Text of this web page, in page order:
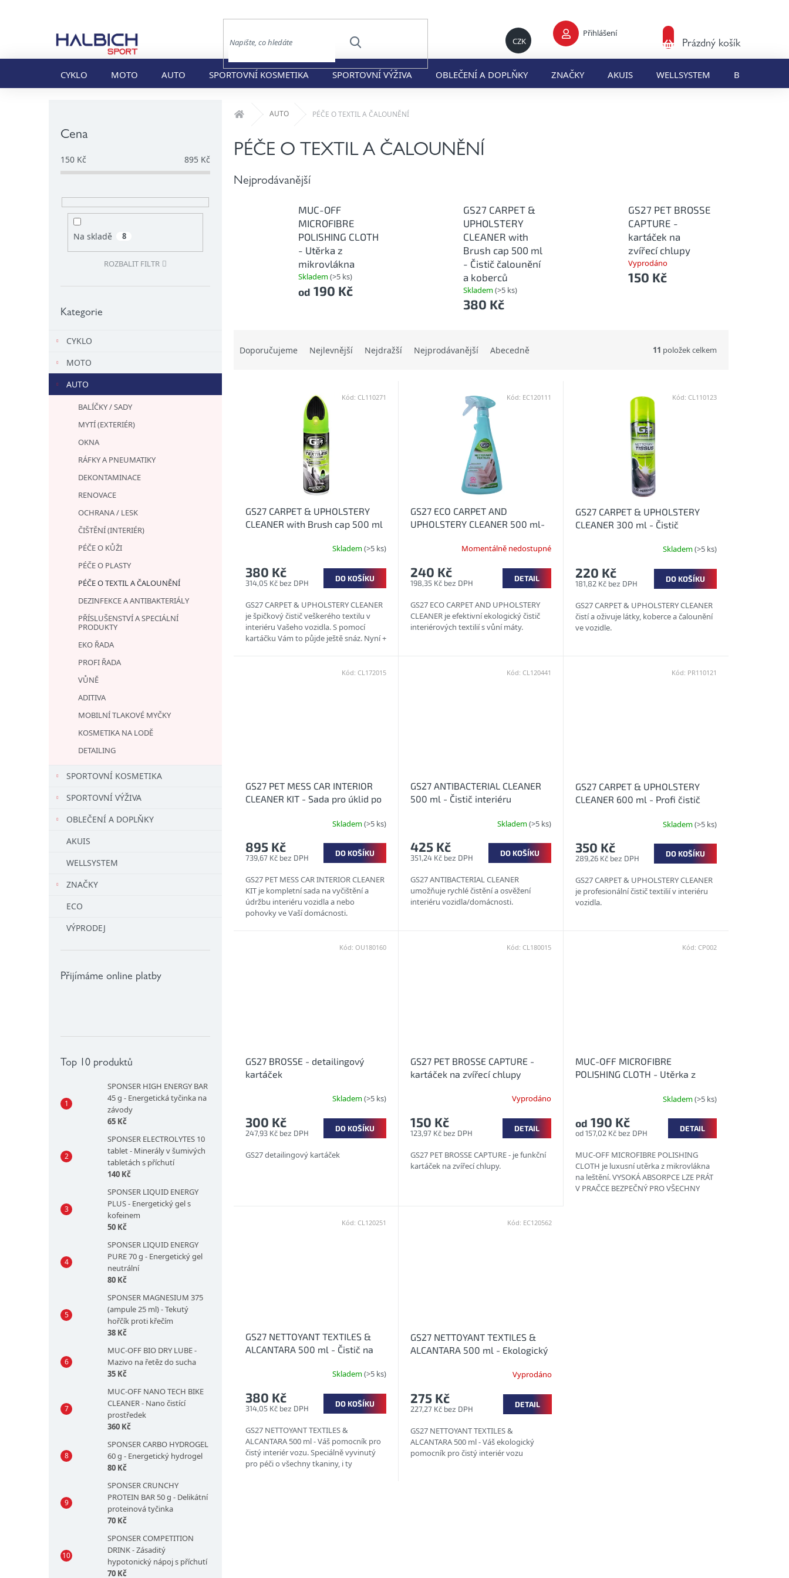
CZK
Přihlášení
HLEDAT
Nákupní
košík
Prázdný košík
CYKLO MOTO AUTO SPORTOVNÍ KOSMETIKA SPORTOVNÍ VÝŽIVA OBLEČENÍ A DOPLŇKY ZNAČKY AKUIS WELLSYSTEM BLOG
Cena
150 Kč 895 Kč
Na skladě 8
ROZBALIT FILTR
kategorie
Kategorie
CYKLO
MOTO
AUTO
BALÍČKY / SADY
MYTÍ (EXTERIÉR)
OKNA
RÁFKY A PNEUMATIKY
DEKONTAMINACE
RENOVACE
OCHRANA / LESK
ČIŠTĚNÍ (INTERIÉR)
PÉČE O KŮŽI
PÉČE O PLASTY
PÉČE O TEXTIL A ČALOUNĚNÍ
DEZINFEKCE A ANTIBAKTERIÁLY
PŘÍSLUŠENSTVÍ A SPECIÁLNÍ
PRODUKTY
EKO ŘADA
PROFI ŘADA
VŮNĚ
ADITIVA
MOBILNÍ TLAKOVÉ MYČKY
KOSMETIKA NA LODĚ
DETAILING
SPORTOVNÍ KOSMETIKA
SPORTOVNÍ VÝŽIVA
OBLEČENÍ A DOPLŇKY
AKUIS
WELLSYSTEM
ZNAČKY
ECO
VÝPRODEJ
Přijímáme online platby
Top 10 produktů
SPONSER HIGH ENERGY BAR
45 g - Energetická tyčinka na
závody
65 Kč
SPONSER ELECTROLYTES 10
tablet - Minerály v šumivých
tabletách s příchutí
140 Kč
SPONSER LIQUID ENERGY
PLUS - Energetický gel s
kofeinem
50 Kč
SPONSER LIQUID ENERGY
PURE 70 g - Energetický gel
neutrální
80 Kč
SPONSER MAGNESIUM 375
(ampule 25 ml) - Tekutý
hořčík proti křečím
38 Kč
MUC-OFF BIO DRY LUBE -
Mazivo na řetěz do sucha
35 Kč
MUC-OFF NANO TECH BIKE
CLEANER - Nano čistící
prostředek
360 Kč
SPONSER CARBO HYDROGEL
60 g - Energetický hydrogel
80 Kč
SPONSER CRUNCHY
PROTEIN BAR 50 g - Delikátní
proteinová tyčinka
70 Kč
SPONSER COMPETITION
DRINK - Zásaditý
hypotonický nápoj s příchutí
70 Kč
Domů AUTO PÉČE O TEXTIL A ČALOUNĚNÍ
PÉČE O TEXTIL A ČALOUNĚNÍ
Nejprodávanější
MUC-OFF
MICROFIBRE
POLISHING CLOTH
- Utěrka z
mikrovlákna
Skladem(>5 ks)
od 190 Kč
GS27 CARPET &
UPHOLSTERY
CLEANER with
Brush cap 500 ml
- Čistič čalounění
a koberců
Skladem(>5 ks)
380 Kč
GS27 PET BROSSE
CAPTURE -
kartáček na
zvířecí chlupy
Vyprodáno
150 Kč
Doporučujeme Nejlevnější Nejdražší Nejprodávanější Abecedně 11 položek celkem
GS27 CARPET & UPHOLSTERY
CLEANER with Brush cap 500 ml
Skladem(>5 ks)
314,05 Kč bez DPH
380 Kč DO KOŠÍKU
GS27 CARPET & UPHOLSTERY CLEANER
je špičkový čistič veškerého textilu v
interiéru Vašeho vozidla. S pomocí
kartáčku Vám to půjde ještě snáz. Nyní +
Kód: CL110271
GS27 ECO CARPET AND
UPHOLSTERY CLEANER 500 ml-
Momentálně nedostupné
198,35 Kč bez DPH
240 Kč DETAIL
GS27 ECO CARPET AND UPHOLSTERY
CLEANER je efektivní ekologický čistič
interiérových textilií s vůní máty.
Kód: EC120111
GS27 CARPET & UPHOLSTERY
CLEANER 300 ml - Čistič
Skladem(>5 ks)
181,82 Kč bez DPH
220 Kč DO KOŠÍKU
GS27 CARPET & UPHOLSTERY CLEANER
čistí a oživuje látky, koberce a čalounění
ve vozidle.
Kód: CL110123
GS27 PET MESS CAR INTERIOR
CLEANER KIT - Sada pro úklid po
Skladem(>5 ks)
739,67 Kč bez DPH
895 Kč DO KOŠÍKU
GS27 PET MESS CAR INTERIOR CLEANER
KIT je kompletní sada na vyčištění a
údržbu interiéru vozidla a nebo
pohovky ve Vaší domácnosti.
Kód: CL172015
GS27 ANTIBACTERIAL CLEANER
500 ml - Čistič interiéru
Skladem(>5 ks)
351,24 Kč bez DPH
425 Kč DO KOŠÍKU
GS27 ANTIBACTERIAL CLEANER
umožňuje rychlé čistění a osvěžení
interiéru vozidla/domácnosti.
Kód: CL120441
GS27 CARPET & UPHOLSTERY
CLEANER 600 ml - Profi čistič
Skladem(>5 ks)
289,26 Kč bez DPH
350 Kč DO KOŠÍKU
GS27 CARPET & UPHOLSTERY CLEANER
je profesionální čistič textilií v interiéru
vozidla.
Kód: PR110121
GS27 BROSSE - detailingový
kartáček
Skladem(>5 ks)
247,93 Kč bez DPH
300 Kč DO KOŠÍKU
GS27 detailingový kartáček
Kód: OU180160
GS27 PET BROSSE CAPTURE -
kartáček na zvířecí chlupy
Vyprodáno
123,97 Kč bez DPH
150 Kč DETAIL
GS27 PET BROSSE CAPTURE - je funkční
kartáček na zvířecí chlupy.
Kód: CL180015
MUC-OFF MICROFIBRE
POLISHING CLOTH - Utěrka z
Skladem(>5 ks)
od 157,02 Kč bez DPH
od 190 Kč DETAIL
MUC-OFF MICROFIBRE POLISHING
CLOTH je luxusní utěrka z mikrovlákna
na leštění. VYSOKÁ ABSORPCE LZE PRÁT
V PRAČCE BEZPEČNÝ PRO VŠECHNY
Kód: CP002
GS27 NETTOYANT TEXTILES &
ALCANTARA 500 ml - Čistič na
Skladem(>5 ks)
314,05 Kč bez DPH
380 Kč DO KOŠÍKU
GS27 NETTOYANT TEXTILES &
ALCANTARA 500 ml - Váš pomocník pro
čistý interiér vozu. Speciálně vyvinutý
pro péči o všechny tkaniny, i ty
Kód: CL120251
GS27 NETTOYANT TEXTILES &
ALCANTARA 500 ml - Ekologický
Vyprodáno
227,27 Kč bez DPH
275 Kč DETAIL
GS27 NETTOYANT TEXTILES &
ALCANTARA 500 ml - Váš ekologický
pomocník pro čistý interiér vozu
Kód: EC120562